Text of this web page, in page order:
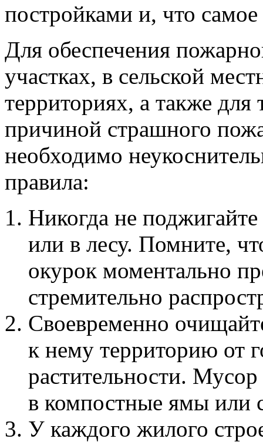
постройками и, что
Для обеспечения
участках, в сельской
территориях, а также для
причиной страшного
необходимо
правила:
Никогда не
или в лесу. Помните,
окурок моментально
стремительно
Своевременно
к нему территорию от
растительности. Мусор
в компостные ямы или
У каждого жилого